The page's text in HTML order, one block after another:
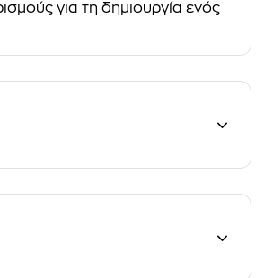
για τη δημιουργία ενός